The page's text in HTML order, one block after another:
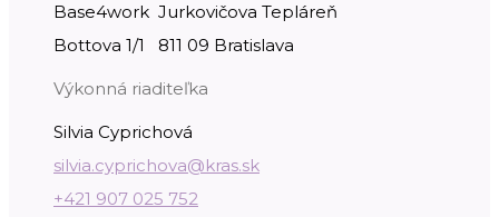
Base4work Jurkovičova Tepláreň
Bottova 1/1 811 09 Bratislava
Výkonná riaditeľka
Silvia Cyprichová
silvia.cyprichova@kras.sk
+421 907 025 752